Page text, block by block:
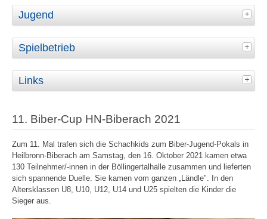
Jugend
Spielbetrieb
Links
11. Biber-Cup HN-Biberach 2021
Zum 11. Mal trafen sich die Schachkids zum Biber-Jugend-Pokals in
Heilbronn-Biberach am Samstag, den 16. Oktober 2021 kamen etwa
130 Teilnehmer/-innen in der Böllingertalhalle zusammen und lieferten
sich spannende Duelle. Sie kamen vom ganzen „Ländle". In den
Altersklassen U8, U10, U12, U14 und U25 spielten die Kinder die
Sieger aus.